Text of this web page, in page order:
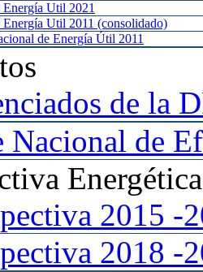
Energía Util 2021
Energía Util 2011 (consolidado)
de Energía Útil 2011
de la
Nacional de
2015 -
2018 -